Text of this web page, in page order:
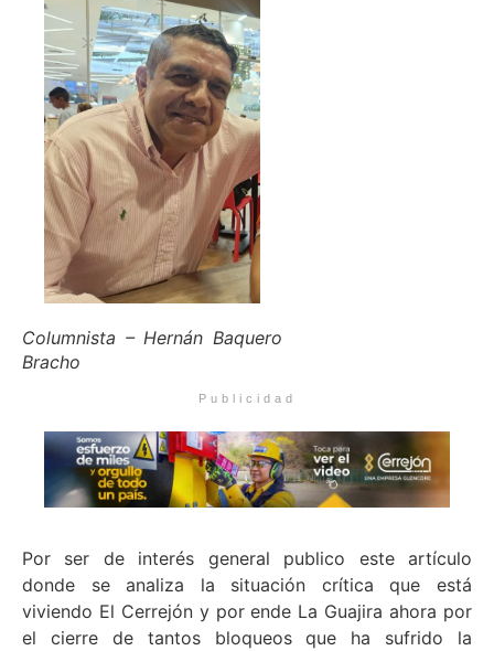
Columnista – Hernán Baquero
Bracho
Publicidad
Por ser de interés general publico este artículo
donde se analiza la situación crítica que está
viviendo El Cerrejón y por ende La Guajira ahora por
el cierre de tantos bloqueos que ha sufrido la